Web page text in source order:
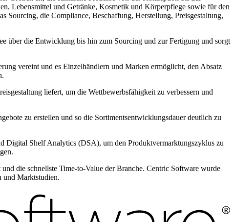
Lebensmittel und Getränke, Kosmetik und Körperpflege sowie für den
Sourcing, die Compliance, Beschaffung, Herstellung, Preisgestaltung,
über die Entwicklung bis hin zum Sourcing und zur Fertigung und sorgt
vereint und es Einzelhändlern und Marken ermöglicht, den Absatz
liefert, um die Wettbewerbsfähigkeit zu verbessern und
zu erstellen und so die Sortimentsentwicklungsdauer deutlich zu
Digital Shelf Analytics (DSA), um den Produktvermarktungszyklus zu
die schnellste Time-to-Value der Branche. Centric Software wurde
und Marktstudien.